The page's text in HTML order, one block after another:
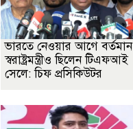
ভারতে নেওয়ার আগে বর্তমান
স্বরাষ্ট্রমন্ত্রীও ছিলেন টিএফআই
সেলে: চিফ প্রসিকিউটর